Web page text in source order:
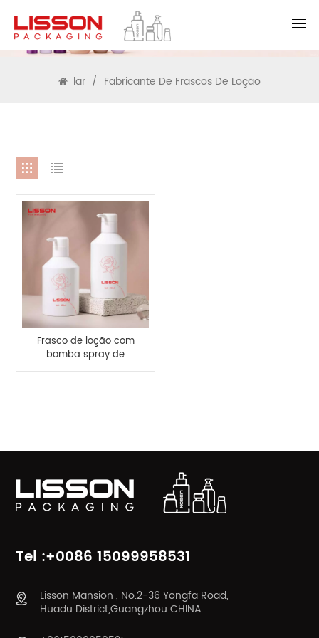
PROCURAR
lar / Fabricante De Frascos De Loção
Frasco de loção com
bomba spray de
300ml e 350ml para
Tel :+0086 15099958531
Lisson Mansion , No.2-36 Yongfa Road,
Huadu District,Guangzhou CHINA